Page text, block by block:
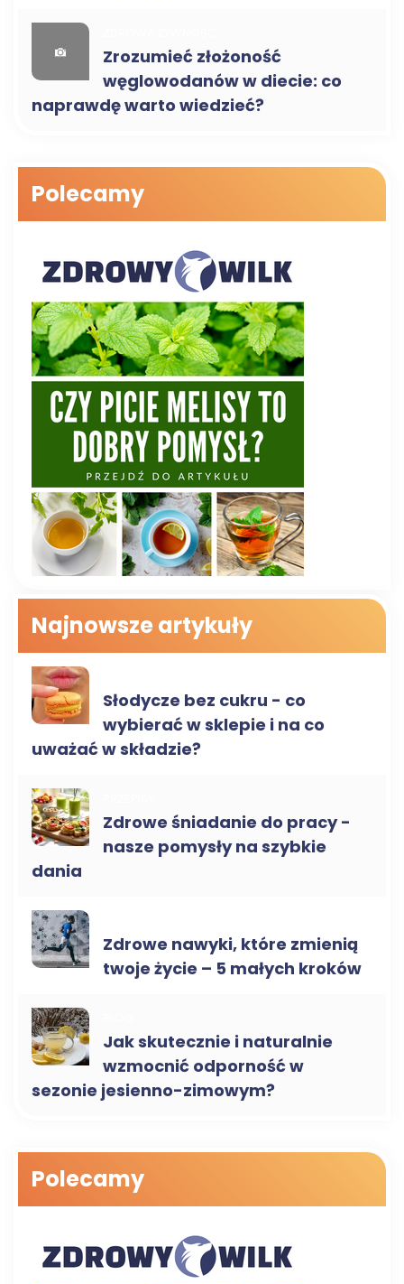
Zrozumieć złożoność
węglowodanów w diecie: co
naprawdę warto wiedzieć?
Polecamy
Najnowsze artykuły
Słodycze bez cukru - co
wybierać w sklepie i na co
uważać w składzie?
Zdrowe śniadanie do pracy -
nasze pomysły na szybkie
dania
Zdrowe nawyki, które zmienią
twoje życie – 5 małych kroków
Jak skutecznie i naturalnie
wzmocnić odporność w
sezonie jesienno-zimowym?
Polecamy